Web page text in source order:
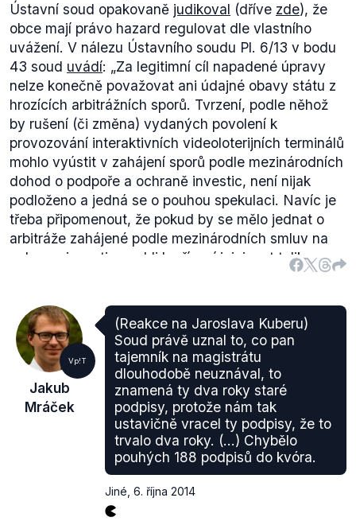
Ústavní soud opakovaně judikoval (dříve zde), že
obce mají právo hazard regulovat dle vlastního
uvážení. V nálezu Ústavního soudu Pl. 6/13 v bodu
43 soud uvádí: „Za legitimní cíl napadené úpravy
nelze konečně považovat ani údajné obavy státu z
hrozících arbitrážních sporů. Tvrzení, podle něhož
by rušení (či změna) vydaných povolení k
provozování interaktivních videoloterijních terminálů
mohlo vyústit v zahájení sporů podle mezinárodních
dohod o podpoře a ochraně investic, není nijak
podloženo a jedná se o pouhou spekulaci. Navíc je
třeba připomenout, že pokud by se mělo jednat o
arbitráže zahájené podle mezinárodních smluv na
ochranu investic, mohli by řízení iniciovat toliko
zahraniční provozovatelé, což je však s ohledem na
může provozovat pouze společnost se sídlem v ČR
– poznámka Demagog.cz)vyloučeno “. To, že státu
nehrozí arbitráže tvrdí mj. iTransparency
International.
I přesto prezident Sdružení provozovatelů
centrálních loterijních systémů a dalších her Petr
Je tady ústavou garantováno právo
na ochranu investic, tudíž určitě vzneseme nároky
za majetkové škody“.O den později, 12. dubna
2013, se k němupřipojiltaké majitel loterijní
společnosti Synot, Ivo Valenta: „
Vp!T
Jakub
Mráček
(Reakce na Jaroslava Kuberu)
Soud právě uznal to, co pan
tajemník na magistrátu
dlouhodobě neuznával, to
znamená ty dva roky staré
podpisy, protože nám tak
ustavičně vracel ty podpisy, že to
trvalo dva roky. (...) Chybělo
pouhých 188 podpisů do kvóra.
Jiné 6. října 2014